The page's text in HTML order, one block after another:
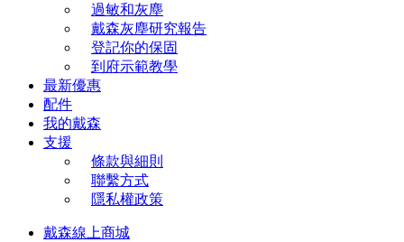
過敏和灰塵
戴森灰塵研究報告
登記你的保固
到府示範教學
最新優惠
配件
我的戴森
支援
條款與細則
聯繫方式
隱私權政策
戴森線上商城